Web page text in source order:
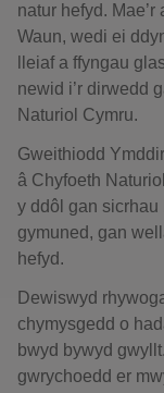
natur hefyd.
Waun, wedi ei
lleiaf a ffyngau
newid i’r dirwedd
Naturiol Cymru.
Gweithiodd
â Chyfoeth
y ddôl gan
gymuned, gan
hefyd.
Dewiswyd
chymysgedd o
bwyd bywyd
gwrychoedd er